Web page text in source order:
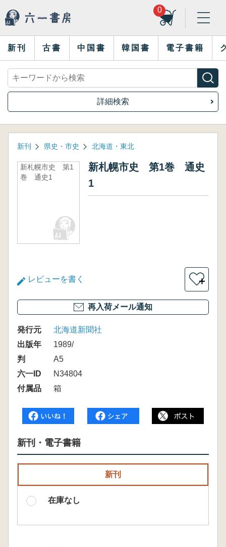
0
新刊 古書 中国書 韓国書 電子書籍
詳細検索
新刊 県史・市史 北海道・東北
新札幌市史 第1
巻 通史1
新札幌市史 第1巻 通史
1
レビューを書く ＋
再入荷メール通知
発行元
北海道新聞社
出版年
1989/
判
A5
六一ID
N34804
付属品
箱
新刊・電子書籍
新刊
在庫なし